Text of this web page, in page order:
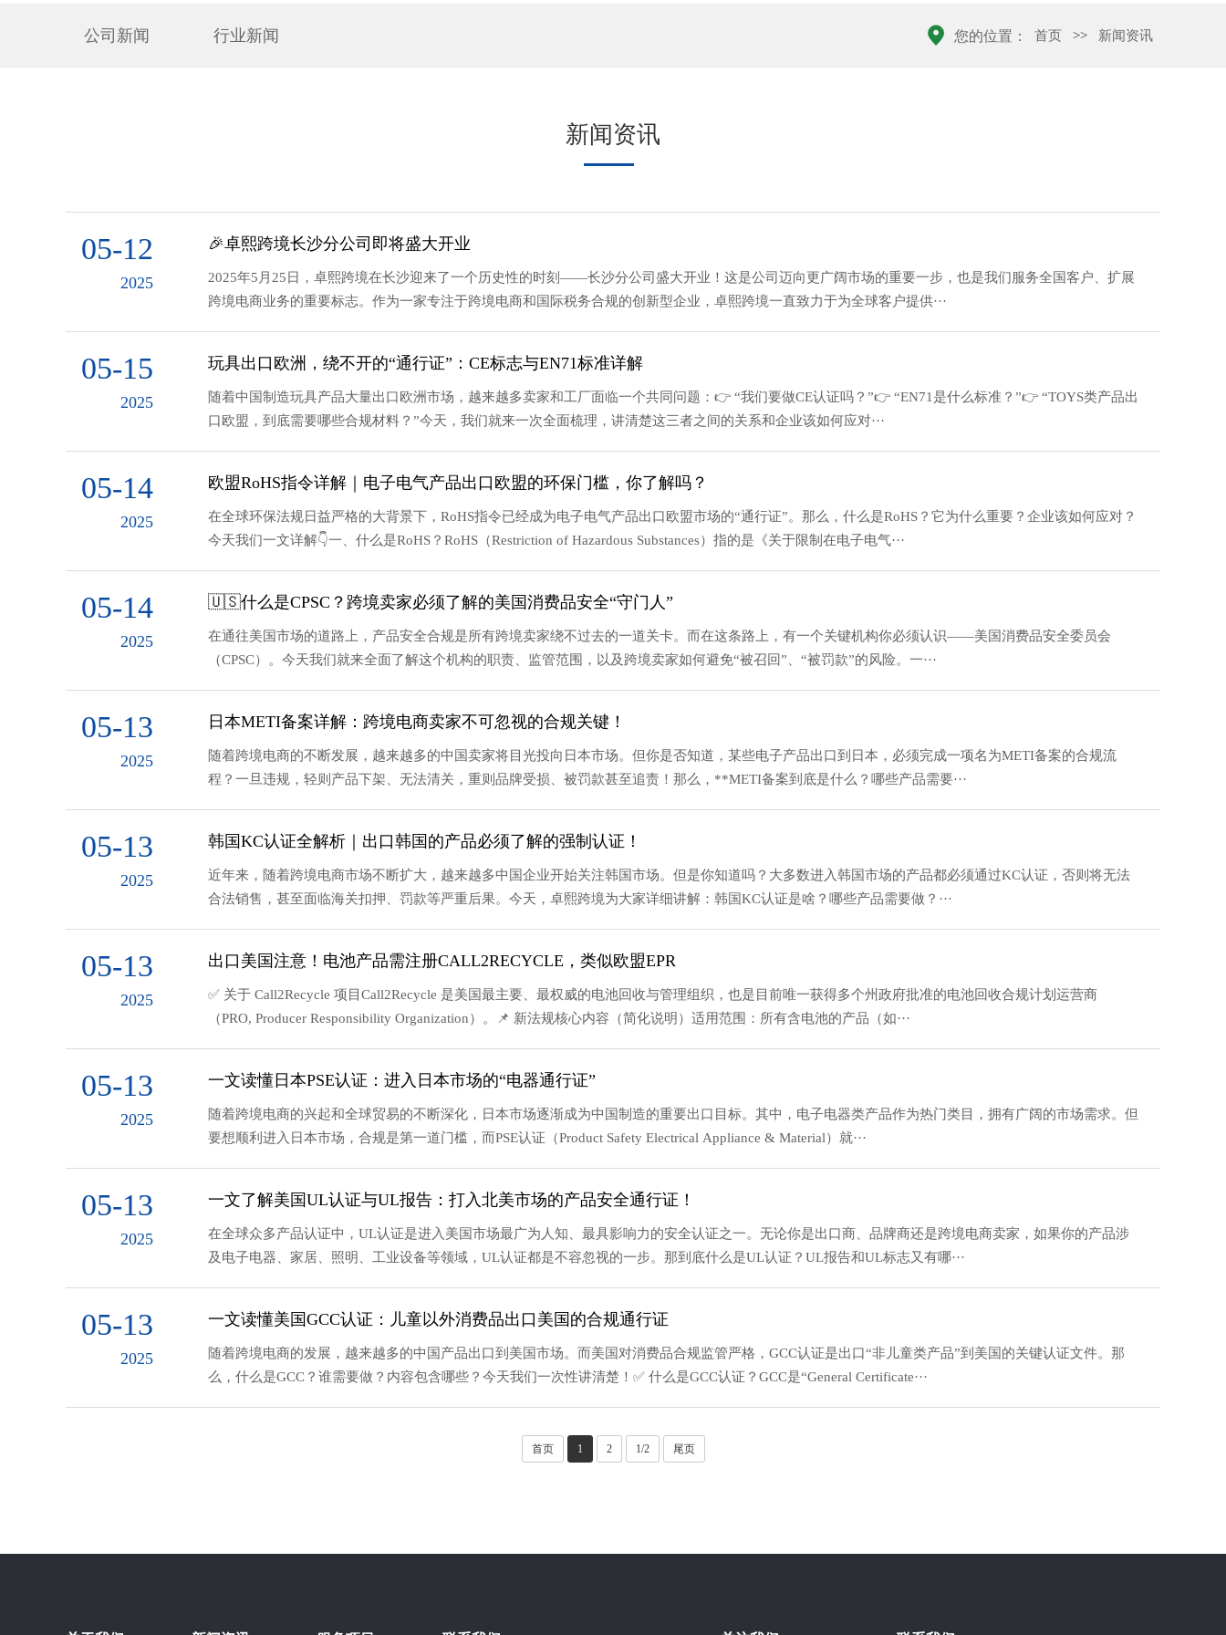
公司新闻 行业新闻 您的位置： 首页 >> 新闻资讯
新闻资讯
05-12
2025
🎉卓熙跨境长沙分公司即将盛大开业
2025年5月25日，卓熙跨境在长沙迎来了一个历史性的时刻——长沙分公司盛大开业！这是公司迈向更广阔市场的重要一步，也是我们服务全国客户、扩展
跨境电商业务的重要标志。作为一家专注于跨境电商和国际税务合规的创新型企业，卓熙跨境一直致力于为全球客户提供···
05-15
2025
玩具出口欧洲，绕不开的“通行证”：CE标志与EN71标准详解
随着中国制造玩具产品大量出口欧洲市场，越来越多卖家和工厂面临一个共同问题：👉 “我们要做CE认证吗？”👉 “EN71是什么标准？”👉 “TOYS类产品出
口欧盟，到底需要哪些合规材料？”今天，我们就来一次全面梳理，讲清楚这三者之间的关系和企业该如何应对···
05-14
2025
欧盟RoHS指令详解｜电子电气产品出口欧盟的环保门槛，你了解吗？
在全球环保法规日益严格的大背景下，RoHS指令已经成为电子电气产品出口欧盟市场的“通行证”。那么，什么是RoHS？它为什么重要？企业该如何应对？
今天我们一文详解👇一、什么是RoHS？RoHS（Restriction of Hazardous Substances）指的是《关于限制在电子电气···
05-14
2025
🇺🇸什么是CPSC？跨境卖家必须了解的美国消费品安全“守门人”
在通往美国市场的道路上，产品安全合规是所有跨境卖家绕不过去的一道关卡。而在这条路上，有一个关键机构你必须认识——美国消费品安全委员会
（CPSC）。今天我们就来全面了解这个机构的职责、监管范围，以及跨境卖家如何避免“被召回”、“被罚款”的风险。一···
05-13
2025
日本METI备案详解：跨境电商卖家不可忽视的合规关键！
随着跨境电商的不断发展，越来越多的中国卖家将目光投向日本市场。但你是否知道，某些电子产品出口到日本，必须完成一项名为METI备案的合规流
程？一旦违规，轻则产品下架、无法清关，重则品牌受损、被罚款甚至追责！那么，**METI备案到底是什么？哪些产品需要···
05-13
2025
韩国KC认证全解析｜出口韩国的产品必须了解的强制认证！
近年来，随着跨境电商市场不断扩大，越来越多中国企业开始关注韩国市场。但是你知道吗？大多数进入韩国市场的产品都必须通过KC认证，否则将无法
合法销售，甚至面临海关扣押、罚款等严重后果。今天，卓熙跨境为大家详细讲解：韩国KC认证是啥？哪些产品需要做？···
05-13
2025
出口美国注意！电池产品需注册CALL2RECYCLE，类似欧盟EPR
✅ 关于 Call2Recycle 项目Call2Recycle 是美国最主要、最权威的电池回收与管理组织，也是目前唯一获得多个州政府批准的电池回收合规计划运营商
（PRO, Producer Responsibility Organization）。📌 新法规核心内容（简化说明）适用范围：所有含电池的产品（如···
05-13
2025
一文读懂日本PSE认证：进入日本市场的“电器通行证”
随着跨境电商的兴起和全球贸易的不断深化，日本市场逐渐成为中国制造的重要出口目标。其中，电子电器类产品作为热门类目，拥有广阔的市场需求。但
要想顺利进入日本市场，合规是第一道门槛，而PSE认证（Product Safety Electrical Appliance & Material）就···
05-13
2025
一文了解美国UL认证与UL报告：打入北美市场的产品安全通行证！
在全球众多产品认证中，UL认证是进入美国市场最广为人知、最具影响力的安全认证之一。无论你是出口商、品牌商还是跨境电商卖家，如果你的产品涉
及电子电器、家居、照明、工业设备等领域，UL认证都是不容忽视的一步。那到底什么是UL认证？UL报告和UL标志又有哪···
05-13
2025
一文读懂美国GCC认证：儿童以外消费品出口美国的合规通行证
随着跨境电商的发展，越来越多的中国产品出口到美国市场。而美国对消费品合规监管严格，GCC认证是出口“非儿童类产品”到美国的关键认证文件。那
么，什么是GCC？谁需要做？内容包含哪些？今天我们一次性讲清楚！✅ 什么是GCC认证？GCC是“General Certificate···
首页 1 2 1/2 尾页